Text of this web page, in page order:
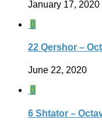
January 17, 2020
0
22 Qershor –
June 22, 2020
0
6 Shtator –